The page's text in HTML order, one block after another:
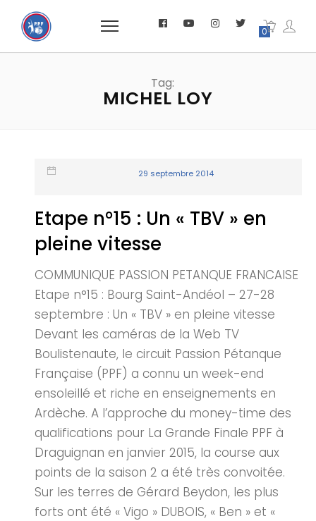
0
Tag:
MICHEL LOY
29 septembre 2014
Etape n°15 : Un « TBV » en
pleine vitesse
COMMUNIQUE PASSION PETANQUE FRANCAISE
Etape n°15 : Bourg Saint-Andéol – 27-28
septembre : Un « TBV » en pleine vitesse
Devant les caméras de la Web TV
Boulistenaute, le circuit Passion Pétanque
Française (PPF) a connu un week-end
ensoleillé et riche en enseignements en
Ardèche. A l’approche du money-time des
qualifications pour La Grande Finale PPF à
Draguignan en janvier 2015, la course aux
points de la saison 2 a été très convoitée.
Sur les terres de Gérard Beydon, les plus
forts ont été « Vigo » DUBOIS, « Ben » et «